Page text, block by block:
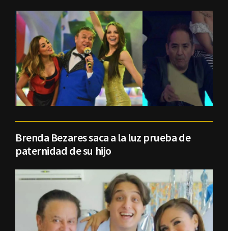
Brenda Bezares saca a la luz prueba de
paternidad de su hijo